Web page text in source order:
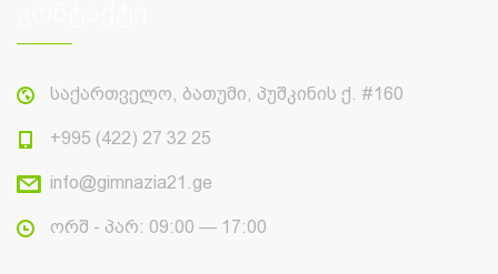
საქართველო, ბათუმი, პუშკინის ქ. #160
+995 (422) 27 32 25
info@gimnazia21.ge
ორშ - პარ: 09:00 — 17:00